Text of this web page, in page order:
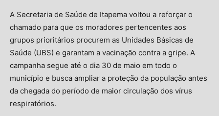
A Secretaria de Saúde de Itapema voltou a reforçar o
chamado para que os moradores pertencentes aos
grupos prioritários procurem as Unidades Básicas de
Saúde (UBS) e garantam a vacinação contra a gripe. A
campanha segue até o dia 30 de maio em todo o
município e busca ampliar a proteção da população antes
da chegada do período de maior circulação dos vírus
respiratórios.